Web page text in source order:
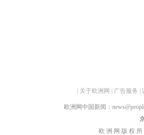
关于欧洲网 广告服务
欧洲网中国新闻：
欧 洲 网 版 权